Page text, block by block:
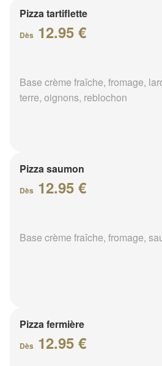
Pizza tartiflette
Dès 12.95 €
Base crème fraîche, fromage,
terre, oignons, reblochon
Pizza saumon
Dès 12.95 €
Base crème fraîche, fromage,
Pizza fermière
Dès 12.95 €